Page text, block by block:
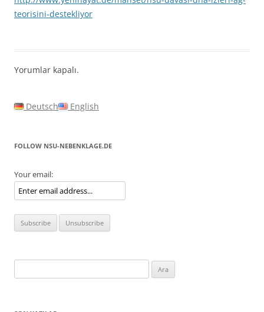
teorisini-destekliyor
Yorumlar kapalı.
Deutsch English
FOLLOW NSU-NEBENKLAGE.DE
Your email: